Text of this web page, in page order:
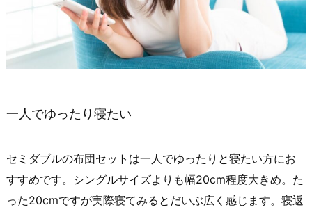
一人でゆったり寝たい
セミダブルの布団セットは一人でゆったりと寝たい方にお
すすめです。シングルサイズよりも幅20cm程度大きめ。た
った20cmですが実際寝てみるとだいぶ広く感じます。寝返